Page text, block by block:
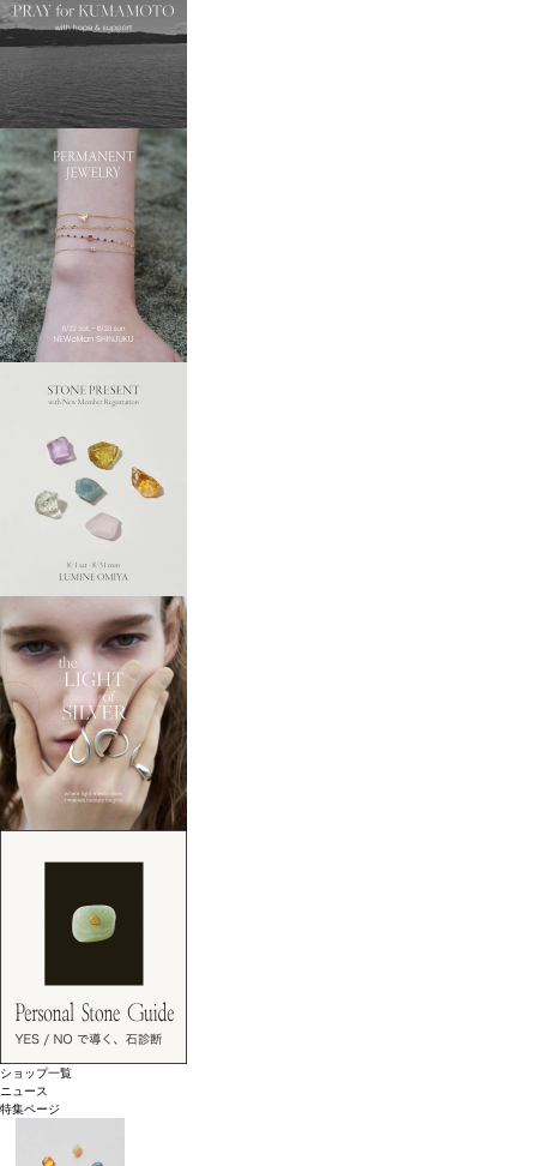
ショップ一覧
ニュース
特集ページ